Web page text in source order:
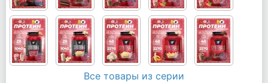
Все товары из серии